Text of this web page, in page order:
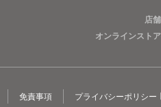
店
オンラインスト
免責事項 プライバシーポリシー